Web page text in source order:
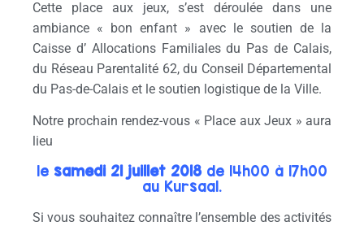
Cette place aux jeux, s’est déroulée dans une
ambiance « bon enfant » avec le soutien de la
Caisse d’ Allocations Familiales du Pas de Calais,
du Réseau Parentalité 62, du Conseil Départemental
du Pas-de-Calais et le soutien logistique de la Ville.
Notre prochain rendez-vous « Place aux Jeux » aura
lieu
le samedi 21 juillet 2018de 14h00 à 17h00
au Kursaal.
Si vous souhaitez connaître l’ensemble des activités